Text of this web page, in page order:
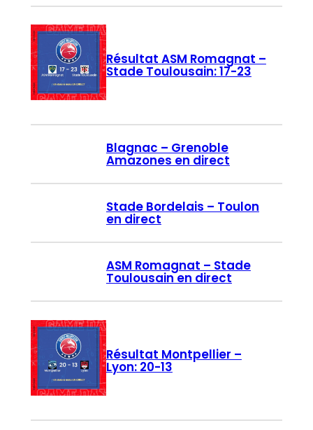
Résultat ASM Romagnat –
Stade Toulousain: 17-23
Blagnac – Grenoble
Amazones en direct
Stade Bordelais – Toulon
en direct
ASM Romagnat – Stade
Toulousain en direct
Résultat Montpellier –
Lyon: 20-13